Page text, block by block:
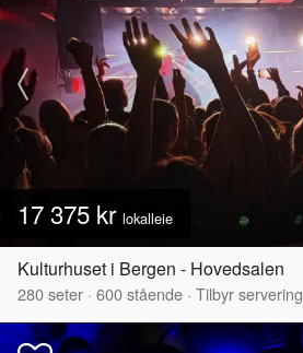
17 375 kr lokalleie
Kulturhuset i Bergen - Hovedsalen
280seter · 600stående · Tilbyr servering